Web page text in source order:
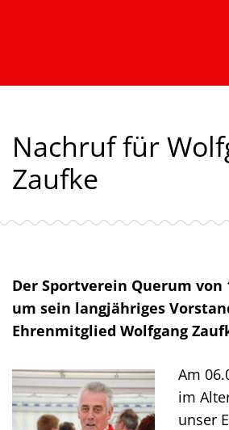
Nachruf für
Zaufke
Der Sportverein Querum von
um sein langjähriges
Ehrenmitglied Wolfgang
Am
im
unser